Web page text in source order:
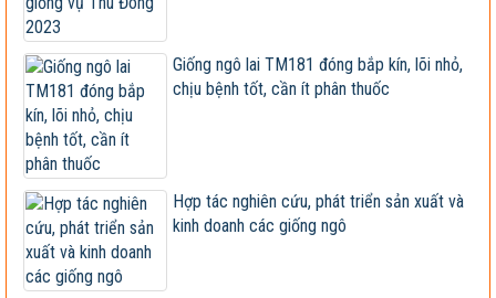
khối tuần...
Hội nghị cán bộ, viên chức và người lao động 2023
Vietseed độc quyền hợp tác phát triển giống ngô lai
VS201
cũng hay!
Khi nào chấm dứt chi hàng tỷ đô nhập khẩu ngô?
HỘI THẢO KHOA HỌC “TỔNG KẾT CÔNG TÁC
Giống ngô lai TM181 đóng bắp kín, lõi nhỏ,
chịu bệnh tốt, cần ít phân thuốc
Hợp tác nghiên cứu, phát triển sản xuất và
kinh doanh các giống ngô